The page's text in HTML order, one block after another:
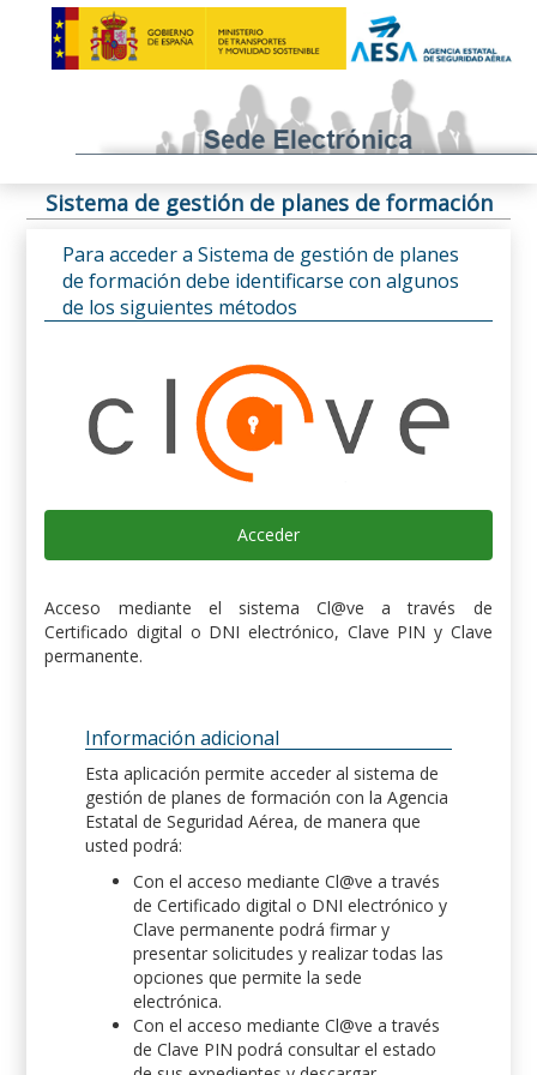
Sistema de gestión de planes de formación
Para acceder a Sistema de gestión de planes
de formación debe identificarse con algunos
de los siguientes métodos
Acceder
Acceso mediante el sistema Cl@ve a través de
Certificado digital o DNI electrónico, Clave PIN y Clave
permanente.
Información adicional
Esta aplicación permite acceder al sistema de
gestión de planes de formación con la Agencia
Estatal de Seguridad Aérea, de manera que
usted podrá:
Con el acceso mediante Cl@ve a través
de Certificado digital o DNI electrónico y
Clave permanente podrá firmar y
presentar solicitudes y realizar todas las
opciones que permite la sede
electrónica.
Con el acceso mediante Cl@ve a través
de Clave PIN podrá consultar el estado